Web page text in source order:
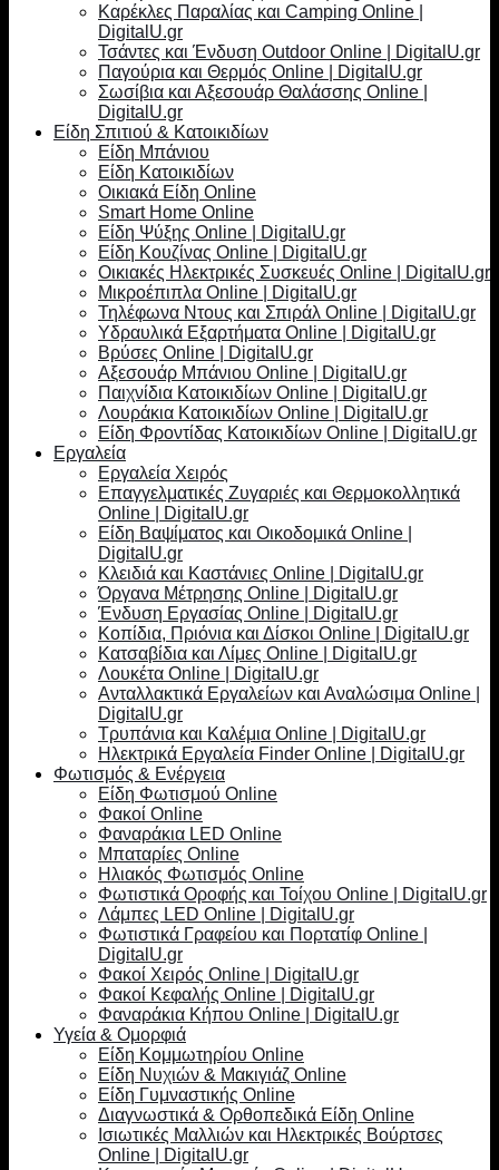
Καρέκλες Παραλίας και Camping Online |
DigitalU.gr
Τσάντες και Ένδυση Outdoor Online | DigitalU.gr
Παγούρια και Θερμός Online | DigitalU.gr
Σωσίβια και Αξεσουάρ Θαλάσσης Online |
DigitalU.gr
Είδη Σπιτιού & Κατοικιδίων
Είδη Μπάνιου
Είδη Κατοικιδίων
Οικιακά Είδη Online
Smart Home Online
Είδη Ψύξης Online | DigitalU.gr
Είδη Κουζίνας Online | DigitalU.gr
Οικιακές Ηλεκτρικές Συσκευές Online | DigitalU.gr
Μικροέπιπλα Online | DigitalU.gr
Τηλέφωνα Ντους και Σπιράλ Online | DigitalU.gr
Υδραυλικά Εξαρτήματα Online | DigitalU.gr
Βρύσες Online | DigitalU.gr
Αξεσουάρ Μπάνιου Online | DigitalU.gr
Παιχνίδια Κατοικιδίων Online | DigitalU.gr
Λουράκια Κατοικιδίων Online | DigitalU.gr
Είδη Φροντίδας Κατοικιδίων Online | DigitalU.gr
Εργαλεία
Εργαλεία Χειρός
Επαγγελματικές Ζυγαριές και Θερμοκολλητικά
Online | DigitalU.gr
Είδη Βαψίματος και Οικοδομικά Online |
DigitalU.gr
Κλειδιά και Καστάνιες Online | DigitalU.gr
Όργανα Μέτρησης Online | DigitalU.gr
Ένδυση Εργασίας Online | DigitalU.gr
Κοπίδια, Πριόνια και Δίσκοι Online | DigitalU.gr
Κατσαβίδια και Λίμες Online | DigitalU.gr
Λουκέτα Online | DigitalU.gr
Ανταλλακτικά Εργαλείων και Αναλώσιμα Online |
DigitalU.gr
Τρυπάνια και Καλέμια Online | DigitalU.gr
Ηλεκτρικά Εργαλεία Finder Online | DigitalU.gr
Φωτισμός & Ενέργεια
Είδη Φωτισμού Online
Φακοί Online
Φαναράκια LED Online
Μπαταρίες Online
Ηλιακός Φωτισμός Online
Φωτιστικά Οροφής και Τοίχου Online | DigitalU.gr
Λάμπες LED Online | DigitalU.gr
Φωτιστικά Γραφείου και Πορτατίφ Online |
DigitalU.gr
Φακοί Χειρός Online | DigitalU.gr
Φακοί Κεφαλής Online | DigitalU.gr
Φαναράκια Κήπου Online | DigitalU.gr
Υγεία & Ομορφιά
Είδη Κομμωτηρίου Online
Είδη Νυχιών & Μακιγιάζ Online
Είδη Γυμναστικής Online
Διαγνωστικά & Ορθοπεδικά Είδη Online
Ισιωτικές Μαλλιών και Ηλεκτρικές Βούρτσες
Online | DigitalU.gr